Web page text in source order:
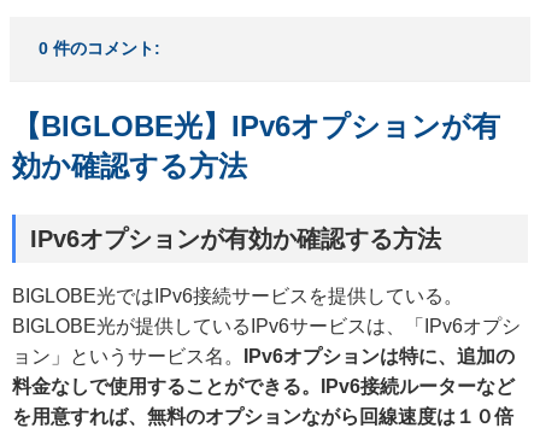
0 件のコメント:
【BIGLOBE光】IPv6オプションが有
効か確認する方法
IPv6オプションが有効か確認する方法
BIGLOBE光ではIPv6接続サービスを提供している。
BIGLOBE光が提供しているIPv6サービスは、「IPv6オプシ
ョン」というサービス名。
IPv6オプションは特に、追加の
料金なしで使用することができる。IPv6接続ルーターなど
を用意すれば、無料のオプションながら回線速度は１０倍